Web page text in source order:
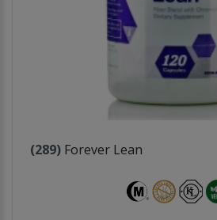
(289) Forever Lean